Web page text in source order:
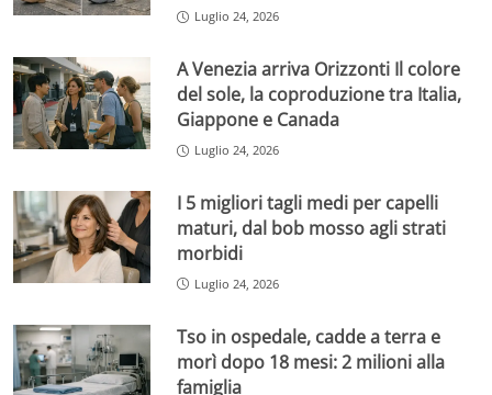
Luglio 24, 2026
A Venezia arriva Orizzonti Il colore
del sole, la coproduzione tra Italia,
Giappone e Canada
Luglio 24, 2026
I 5 migliori tagli medi per capelli
maturi, dal bob mosso agli strati
morbidi
Luglio 24, 2026
Tso in ospedale, cadde a terra e
morì dopo 18 mesi: 2 milioni alla
famiglia